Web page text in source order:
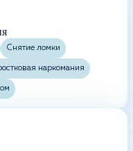
Снятие ломки
наркомания